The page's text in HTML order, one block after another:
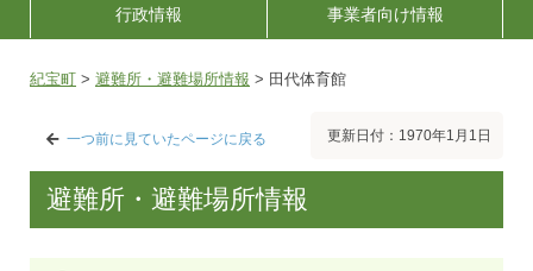
行政情報 事業者向け情報
紀宝町 > 避難所・避難場所情報 > 田代体育館
一つ前に見ていたページに戻る 更新日付：1970年1月1日
避難所・避難場所情報